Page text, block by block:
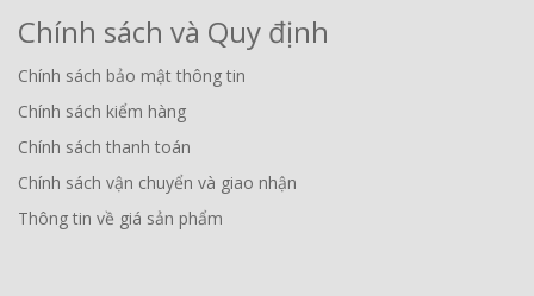
Chính sách và Quy định
Chính sách bảo mật thông tin
Chính sách kiểm hàng
Chính sách thanh toán
Chính sách vận chuyển và giao nhận
Thông tin về giá sản phẩm